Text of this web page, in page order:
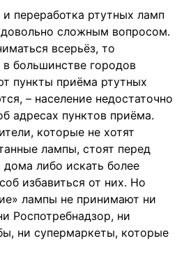
переработка ртутных ламп
сложным вопросом.
всерьёз, то
большинстве городов
пункты приёма ртутных
– население недостаточно
адресах пунктов приёма.
которые не хотят
лампы, стоят перед
либо искать более
избавиться от них. Но
лампы не принимают ни
Роспотребнадзор, ни
ни супермаркеты, которые